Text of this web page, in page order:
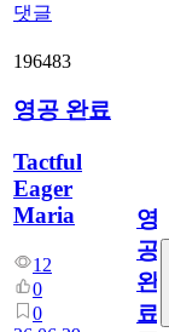
댓글
196483
영공 완료
Tactful
Eager
Maria
12
0
0
영
공
완
료